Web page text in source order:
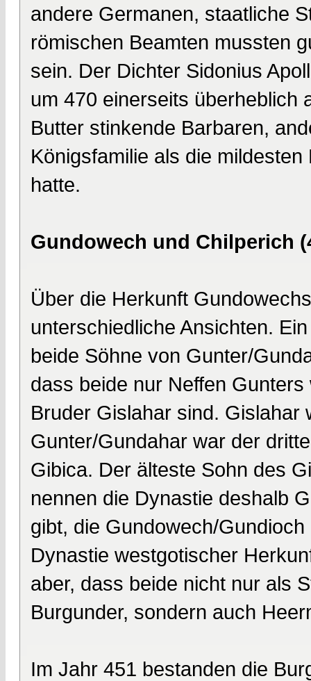
andere Germanen, staatliche
römischen Beamten mussten
sein. Der Dichter Sidonius
um 470 einerseits überheblich
Butter stinkende Barbaren,
Königsfamilie als die
hatte.
Gundowech und Chilperich
Über die Herkunft
unterschiedliche Ansichten.
beide Söhne von Gunter/
dass beide nur Neffen
Bruder Gislahar sind. Gislahar
Gunter/Gundahar war der
Gibica. Der älteste Sohn des
nennen die Dynastie deshalb
gibt, die Gundowech/
Dynastie westgotischer
aber, dass beide nicht nur als
Burgunder, sondern auch
Im Jahr 451 bestanden die